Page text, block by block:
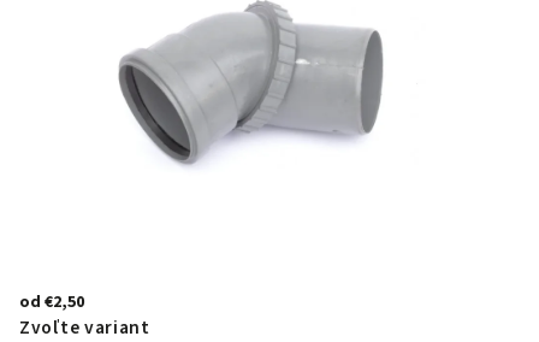
od €2,50
Zvoľte variant